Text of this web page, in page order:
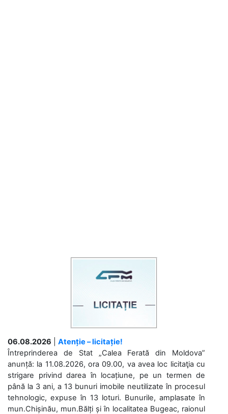
06.08.2026
Atenție – licitație!
Întreprinderea de Stat „Calea Ferată din Moldova”
anunță: la 11.08.2026, ora 09.00, va avea loc licitaţia cu
strigare privind darea în locațiune, pe un termen de
până la 3 ani, a 13 bunuri imobile neutilizate în procesul
tehnologic, expuse în 13 loturi. Bunurile, amplasate în
mun.Chișinău, mun.Bălți și în localitatea Bugeac, raionul